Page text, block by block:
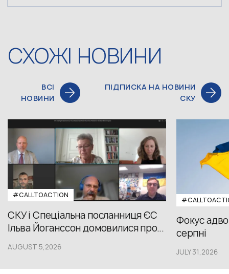
СХОЖІ НОВИНИ
ВСІ
НОВИНИ
ПІДПИСКА НА НОВИНИ
СКУ
#CALLTOACTION
СКУ і Спеціальна посланниця ЄС
Ільва Йоганссон домовилися про...
AUGUST 5,2026
Фокус
серпні
JULY 31,2026